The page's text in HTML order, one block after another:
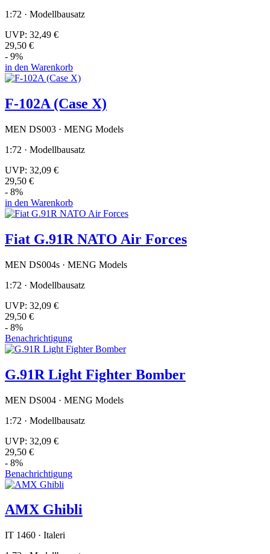
1:72 · Modellbausatz
UVP: 32,49 €
29,50 €
- 9%
in den Warenkorb
F-102A (Case X)
MEN DS003 · MENG Models
1:72 · Modellbausatz
UVP: 32,09 €
29,50 €
- 8%
in den Warenkorb
Fiat G.91R NATO Air Forces
MEN DS004s · MENG Models
1:72 · Modellbausatz
UVP: 32,09 €
29,50 €
- 8%
Benachrichtigung
G.91R Light Fighter Bomber
MEN DS004 · MENG Models
1:72 · Modellbausatz
UVP: 32,09 €
29,50 €
- 8%
Benachrichtigung
AMX Ghibli
IT 1460 · Italeri